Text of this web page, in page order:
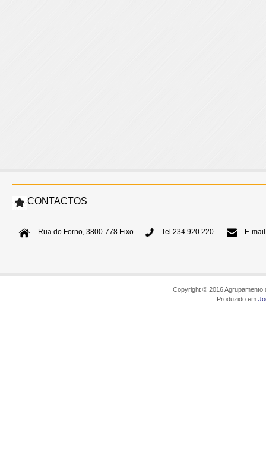
CONTACTOS
Rua do Forno, 3800-778 Eixo Tel 234 920 220 E-
Copyright © 2016
Produzido em